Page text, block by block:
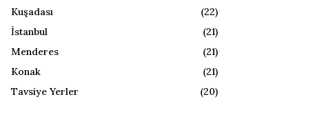
Kuşadası
(22)
İstanbul
(21)
Menderes
(21)
Konak
(21)
Tavsiye Yerler
(20)